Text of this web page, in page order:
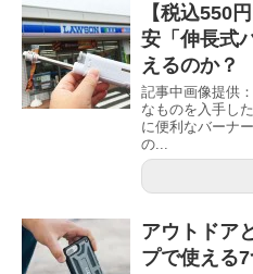
【税込550
安「伸長式
えるのか？
記事中画像提供
なものを入手し
に便利なバーナ
の...
アウトドア
プで使える